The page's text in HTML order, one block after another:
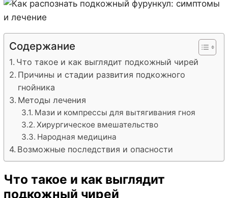
Содержание
Что такое и как выглядит подкожный чирей
Причины и стадии развития подкожного
гнойника
Методы лечения
Мази и компрессы для вытягивания гноя
Хирургическое вмешательство
Народная медицина
Возможные последствия и опасности
Что такое и как выглядит
подкожный чирей